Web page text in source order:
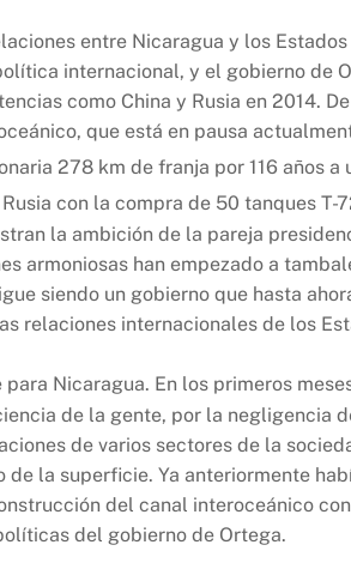
entre Nicaragua y los
internacional, y el gobierno de
como China y Rusia en 2014.
que está en pausa
278 km de franja por 116 años a
con la compra de 50 tanques
la ambición de la pareja
armoniosas han empezado a
siendo un gobierno que hasta
relaciones internacionales de los
Nicaragua. En los primeros
de la gente, por la negligencia
de varios sectores de la
de la superficie. Ya anteriormente
del canal interoceánico
del gobierno de Ortega.